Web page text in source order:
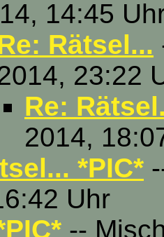
14:45
Rätsel...
23:22
Re:
2014,
*PIC*
Uhr
--